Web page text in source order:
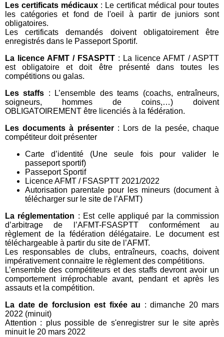
Les certificats médicaux : Le certificat médical pour toutes
les catégories et fond de l'oeil à partir de juniors sont
obligatoires.
Les certificats demandés doivent obligatoirement être
enregistrés dans le Passeport Sportif.
La licence AFMT / FSASPTT : La licence AFMT / ASPTT
est obligatoire et doit être présenté dans toutes les
compétitions ou galas.
Les staffs : L’ensemble des teams (coachs, entraîneurs,
soigneurs, hommes de coins,…) doivent
OBLIGATOIREMENT être licenciés à la fédération.
Les documents à présenter: Lors de la pesée, chaque
compétiteur doit présenter
Carte d’identité (Une seule fois pour valider le
passeport sportif)
Passeport Sportif
Licence AFMT / FSASPTT 2021/2022
Autorisation parentale pour les mineurs (document à
télécharger sur le site de l’AFMT)
La réglementation : Est celle appliqué par la commission
d’arbitrage de l’AFMT-FSASPTT conformément au
règlement de la fédération délégataire. Le document est
téléchargeable à partir du site de l’AFMT.
Les responsables de clubs, entraîneurs, coachs, doivent
impérativement connaitre le règlement des compétitions.
L’ensemble des compétiteurs et des staffs devront avoir un
comportement irréprochable avant, pendant et après les
assauts et la compétition.
La date de forclusion est fixée au : dimanche 20 mars
2022 (minuit)
Attention : plus possible de s'enregistrer sur le site après
minuit le 20 mars 2022